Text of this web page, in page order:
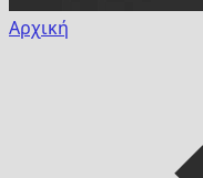
Αρχική